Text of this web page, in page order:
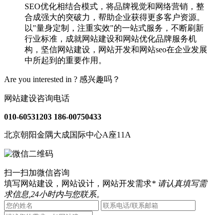
SEO优化相结合模式，将品牌视觉和网络营销，整
合成强大的突破力，帮助企业获得更多客户资源。
以"量身定制，注重实效"的一站式服务，不断刷新
行业标准，成就网站建设和网站优化品牌服务机
构，坚信网站建设，网站开发和网站seo在企业发展
中所起到的重要作用。
Are you interested in ? 感兴趣吗？
网站建设咨询电话
010-60531203 186-00750433
北京朝阳金隅大成国际中心A座11A
扫一扫加微信咨询
填写网站建设，网站设计，网站开发需求* 请认真填写需
求信息,24小时内与您联系。